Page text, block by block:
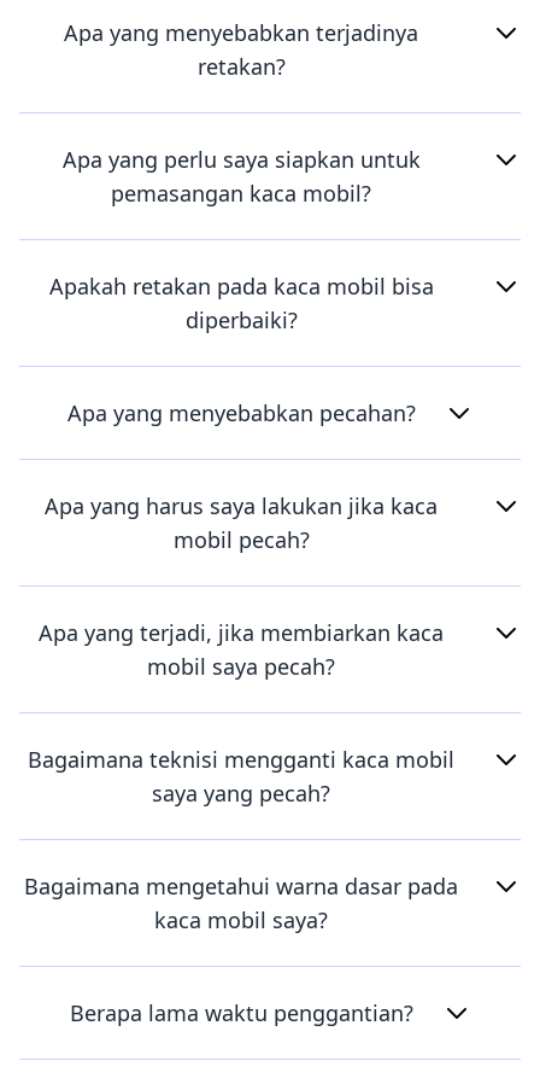
Apa yang menyebabkan terjadinya
retakan?
Apa yang perlu saya siapkan untuk
pemasangan kaca mobil?
Apakah retakan pada kaca mobil bisa
diperbaiki?
Apa yang menyebabkan pecahan?
Apa yang harus saya lakukan jika kaca
mobil pecah?
Apa yang terjadi, jika membiarkan kaca
mobil saya pecah?
Bagaimana teknisi mengganti kaca mobil
saya yang pecah?
Bagaimana mengetahui warna dasar pada
kaca mobil saya?
Berapa lama waktu penggantian?